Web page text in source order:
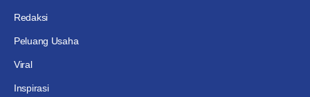
Redaksi
Peluang Usaha
Viral
Inspirasi